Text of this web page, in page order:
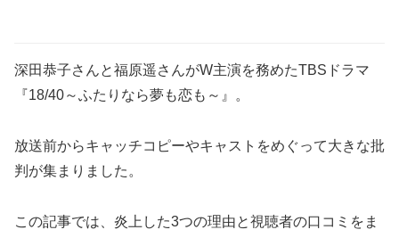
深田恭子さんと福原遥さんがW主演を務めたTBSドラマ
『18/40～ふたりなら夢も恋も～』。
放送前からキャッチコピーやキャストをめぐって大きな批
判が集まりました。
この記事では、炎上した3つの理由と視聴者の口コミをま